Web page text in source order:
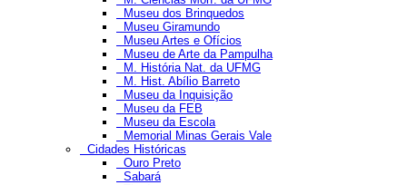
Museu dos Brinquedos
Museu Giramundo
Museu Artes e Ofícios
Museu de Arte da Pampulha
M. História Nat. da UFMG
M. Hist. Abílio Barreto
Museu da Inquisição
Museu da FEB
Museu da Escola
Memorial Minas Gerais Vale
Cidades Históricas
Ouro Preto
Sabará